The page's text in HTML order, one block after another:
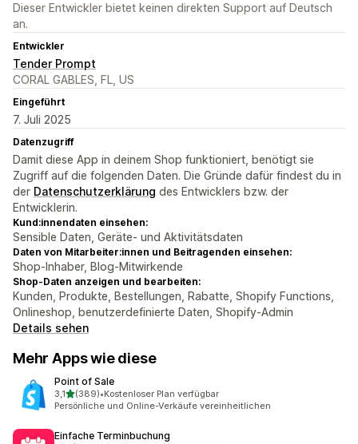
Dieser Entwickler bietet keinen direkten Support auf Deutsch
an.
Entwickler
Tender Prompt
CORAL GABLES, FL, US
Eingeführt
7. Juli 2025
Datenzugriff
Damit diese App in deinem Shop funktioniert, benötigt sie
Zugriff auf die folgenden Daten. Die Gründe dafür findest du in
der Datenschutzerklärung des Entwicklers bzw. der
Entwicklerin.
Kund:innendaten einsehen:
Sensible Daten, Geräte- und Aktivitätsdaten
Daten von Mitarbeiter:innen und Beitragenden einsehen:
Shop-Inhaber, Blog-Mitwirkende
Shop-Daten anzeigen und bearbeiten:
Kunden, Produkte, Bestellungen, Rabatte, Shopify Functions,
Onlineshop, benutzerdefinierte Daten, Shopify-Admin
Details sehen
Mehr Apps wie diese
Point of Sale
3,1von 5 Sternen
(389)
389 Rezensionen insgesamt
•Kostenloser Plan verfügbar
Persönliche und Online-Verkäufe vereinheitlichen
Einfache Terminbuchung